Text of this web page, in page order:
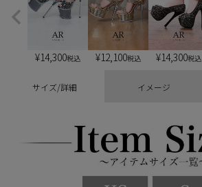
¥14,300税込 ¥12,100税込 ¥14,300税込
サイズ/詳細 イメージ